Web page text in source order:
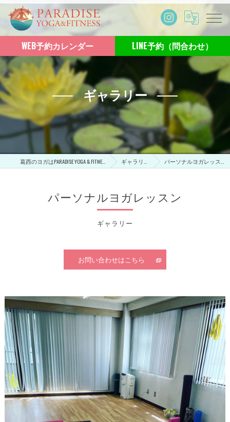
WEB予約カレンダー LINE予約（問合わせ）
ギャラリー
葛西のヨガはPARADISE YOGA & FITNESS ギャラリー パーソナルヨガレッスン
ギャラリー
パーソナルヨガレッスン
お問い合わせはこちら